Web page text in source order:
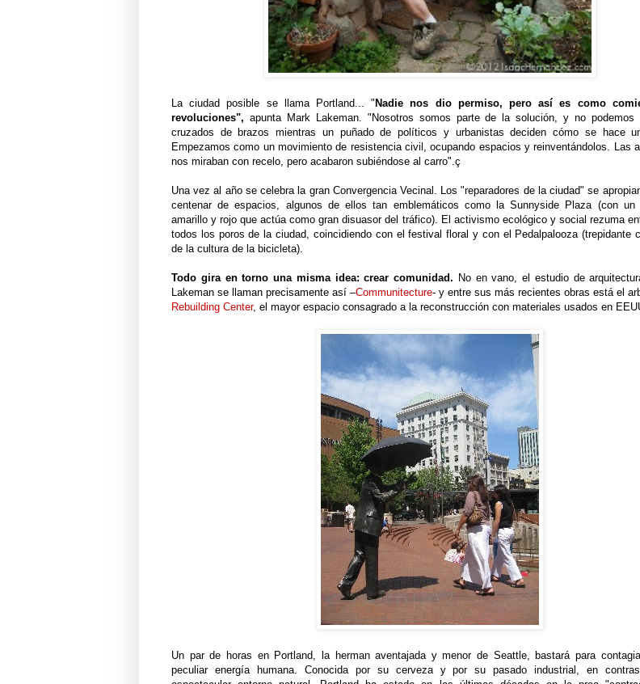
La ciudad posible se llama Portland... "Nadie nos dio permiso, pero así es como
revoluciones", apunta Mark Lakeman. "Nosotros somos parte de la solución, y no podemos
cruzados de brazos mientras un puñado de políticos y urbanistas deciden cómo se hace
Empezamos como un movimiento de resistencia civil, ocupando espacios y reinventándolos. Las
nos miraban con recelo, pero acabaron subiéndose al carro".ç
Una vez al año se celebra la gran Convergencia Vecinal. Los "reparadores de la ciudad" se
centenar de espacios, algunos de ellos tan emblemáticos como la Sunnyside Plaza (con un
amarillo y rojo que actúa como gran disuasor del tráfico). El activismo ecológico y social rezuma
todos los poros de la ciudad, coincidiendo con el festival floral y con el Pedalpalooza (trepidante
de la cultura de la bicicleta).
Todo gira en torno una misma idea: crear comunidad. No en vano, el estudio de
Lakeman se llaman precisamente así –Communitecture- y entre sus más recientes obras está el
Rebuilding Center, el mayor espacio consagrado a la reconstrucción con materiales usados en
Un par de horas en Portland, la herman aventajada y menor de Seattle, bastará para
peculiar energía humana. Conocida por su cerveza y por su pasado industrial, en